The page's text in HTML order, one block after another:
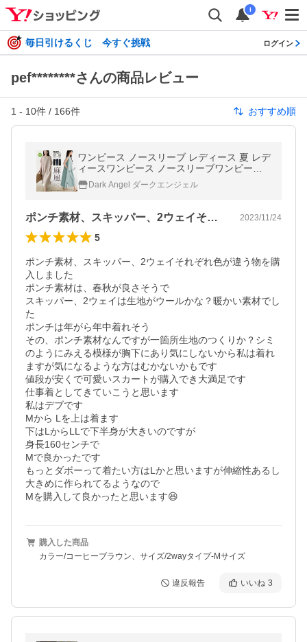
i
毎日引けるくじ 今すぐ挑戦 ログイン
pef********さんの商品レビュー
1 - 10件 / 166件 おすすめ順
ワンピース ノースリーブ レディース 夏 レデ
ィースワンピース ノースリーブワンピース
リネン ワンピース ロングワンピース 二の腕
カバー 夏ワンピース 爆買
Dark Angel ダークエンジェル
ポンチ素材、スキッパー、2ウェイそれぞ… 2023/11/24
5
ポンチ素材、スキッパー、2ウェイそれぞれ色が違う物を購
入しました
ポンチ素材は、春秋が良さそうで
スキッパー、2ウェイは生地がウールかな？暖かい素材でし
た
ポンチは年がら年中着れそう
その、ポンチ素材なんですが一箇所生地のつくりか？シミ
のようにみえる模様が胸下にあり気にしないから私は着れ
ますが気になるような方はむかないかもです
値段が安くで可愛いスカートが購入でき大満足です
仕事着としてきていこうと思います
私はデブです
Mから Lを上は着ます
下はLからLLで下半身が大きいのですが
身長160センチで
Mで良かったです
もっとダボーって着たい方はLかと思いますが伸縮性あるし
大きめに作られてるようなので
Mを購入して良かったと思います😆
購入した商品
カラー/コーヒーブラウン、サイズ/2wayタイプ-Mサイズ
違反報告 いいね 3